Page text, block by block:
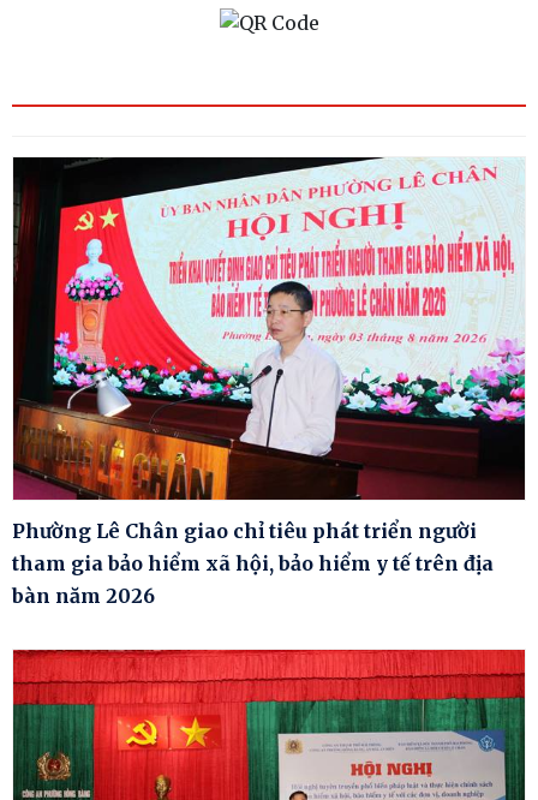
Phường Lê Chân giao chỉ tiêu phát triển người
tham gia bảo hiểm xã hội, bảo hiểm y tế trên địa
bàn năm 2026